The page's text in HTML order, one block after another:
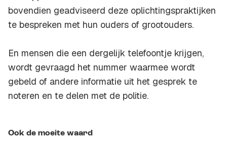
bovendien geadviseerd deze oplichtingspraktijken
te bespreken met hun ouders of grootouders.
En mensen die een dergelijk telefoontje krijgen,
wordt gevraagd het nummer waarmee wordt
gebeld of andere informatie uit het gesprek te
noteren en te delen met de politie.
Ook de moeite waard